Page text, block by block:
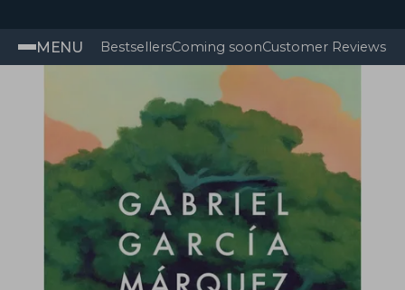
MENU BestsellersComing soonCustomer Reviews